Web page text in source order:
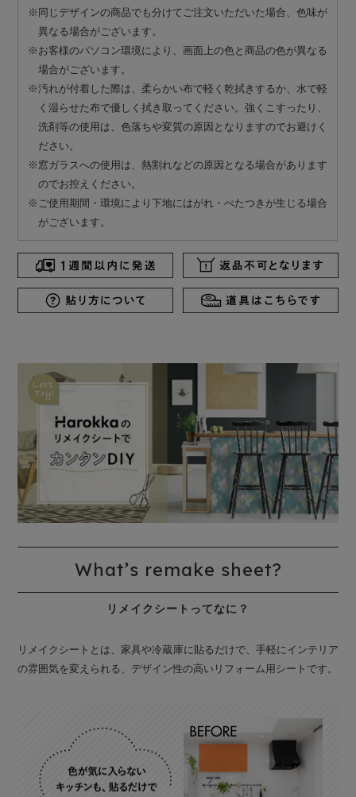
※同じデザインの商品でも分けてご注文いただいた場合、色味が
異なる場合がございます。
※お客様のパソコン環境により、画面上の色と商品の色が異なる
場合がございます。
※汚れが付着した際は、柔らかい布で軽く乾拭きするか、水で軽
く湿らせた布で優しく拭き取ってください。強くこすったり、
洗剤等の使用は、色落ちや変質の原因となりますのでお避けく
ださい。
※窓ガラスへの使用は、熱割れなどの原因となる場合があります
のでお控えください。
※ご使用期間・環境により下地にはがれ・べたつきが生じる場合
がございます。
What’s remake sheet?
リメイクシートってなに？
リメイクシートとは、家具や冷蔵庫に貼るだけで、手軽にインテリア
の雰囲気を変えられる、デザイン性の高いリフォーム用シートです。